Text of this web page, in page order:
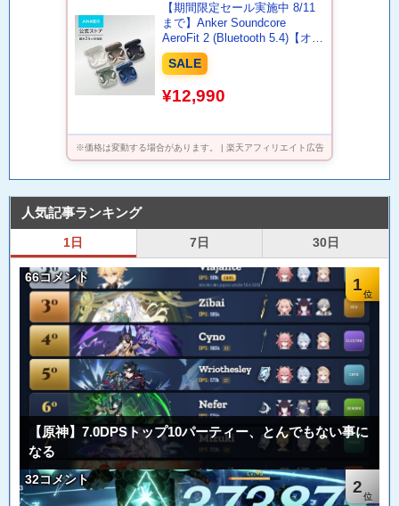
【期間限定セール実施中 8/11
まで】Anker Soundcore
AeroFit 2 (Bluetooth 5.4)【オー
プンイヤー型ワイヤレスイヤホ
ン / IP55防塵防水規格/ 最大42
続/PSE技術基準適合】
SALE
¥12,990
※価格は変動する場合があります。 | 楽天アフィリエイト広告
人気記事ランキング
1日 7日 30日
1
66コメント
【原神】7.0DPSトップ10パーティー、とんでもない事に
なる
2
32コメント